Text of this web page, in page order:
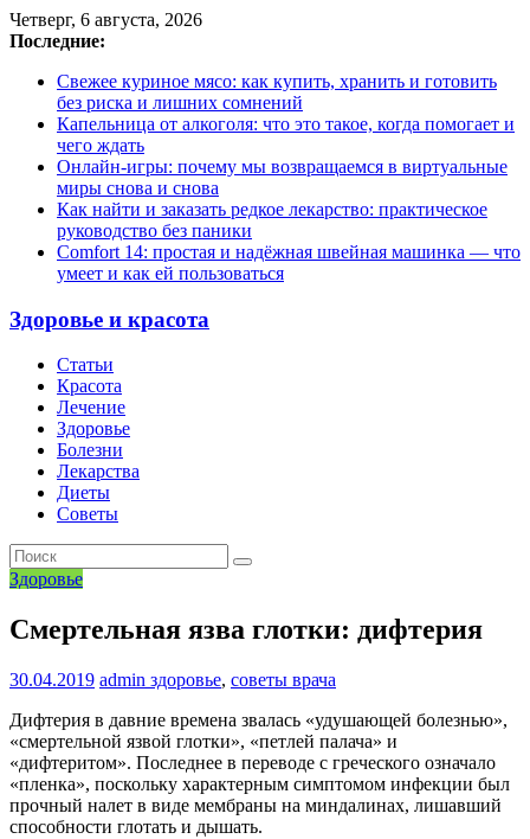
Четверг, 6 августа, 2026
Последние:
Свежее куриное мясо: как купить, хранить и готовить
без риска и лишних сомнений
Капельница от алкоголя: что это такое, когда помогает и
чего ждать
Онлайн-игры: почему мы возвращаемся в виртуальные
миры снова и снова
Как найти и заказать редкое лекарство: практическое
руководство без паники
Comfort 14: простая и надёжная швейная машинка — что
умеет и как ей пользоваться
Здоровье и красота
Статьи
Красота
Лечение
Здоровье
Болезни
Лекарства
Диеты
Советы
Здоровье
Смертельная язва глотки: дифтерия
30.04.2019 admin здоровье, советы врача
Дифтерия в давние времена звалась «удушающей болезнью»,
«смертельной язвой глотки», «петлей палача» и
«дифтеритом». Последнее в переводе с греческого означало
«пленка», поскольку характерным симптомом инфекции был
прочный налет в виде мембраны на миндалинах, лишавший
способности глотать и дышать.